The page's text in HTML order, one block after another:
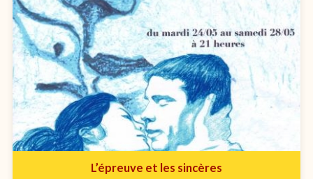
L’épreuve et les sincères